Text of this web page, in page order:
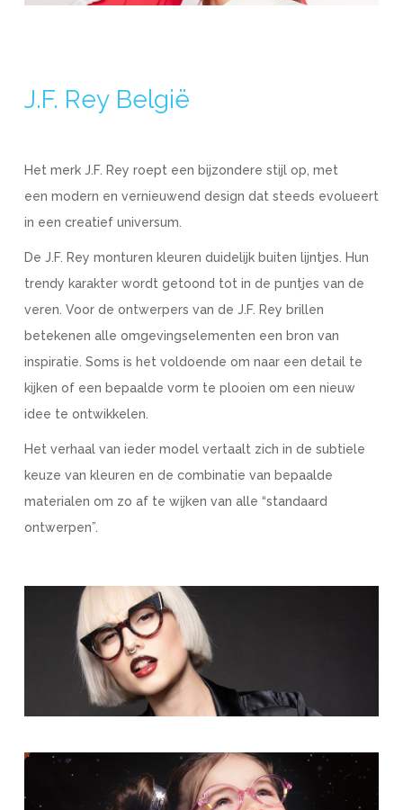
J.F. Rey België
Het merk J.F. Rey roept een bijzondere stijl op, met
een modern en vernieuwend design dat steeds evolueert
in een creatief universum.
De J.F. Rey monturen kleuren duidelijk buiten lijntjes. Hun
trendy karakter wordt getoond tot in de puntjes van de
veren. Voor de ontwerpers van de J.F. Rey brillen
betekenen alle omgevingselementen een bron van
inspiratie. Soms is het voldoende om naar een detail te
kijken of een bepaalde vorm te plooien om een nieuw
idee te ontwikkelen.
Het verhaal van ieder model vertaalt zich in de subtiele
keuze van kleuren en de combinatie van bepaalde
materialen om zo af te wijken van alle “standaard
ontwerpen”.